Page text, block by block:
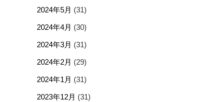
2024年5月 (31)
2024年4月 (30)
2024年3月 (31)
2024年2月 (29)
2024年1月 (31)
2023年12月 (31)